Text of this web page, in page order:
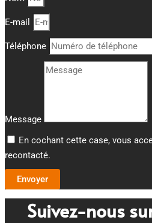
E-mail
Téléphone
Message
En cochant cette case, vous
recontacté.
Envoyer
Suivez-nous